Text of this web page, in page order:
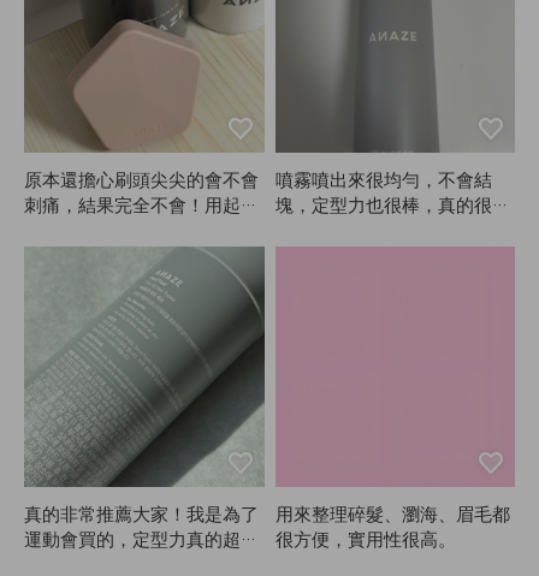
原本還擔心刷頭尖尖的會不會
刺痛，結果完全不會！用起來
清爽。自從用了這款ANAZE
刷子，洗頭時指甲也不會裂
開，現在沒有它真的沒辦法洗
噴霧噴出來很均勻，不會結
塊，定型力也很棒，真的很滿
真的非常推薦大家！我是為了
運動會買的，定型力真的超
用來整理碎髮、瀏海、眉毛都
很方便，實用性很高。